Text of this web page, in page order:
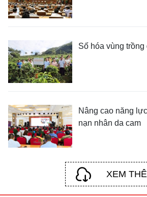
Số hóa vùng
Nâng cao năng
nạn nhân da cam
XEM